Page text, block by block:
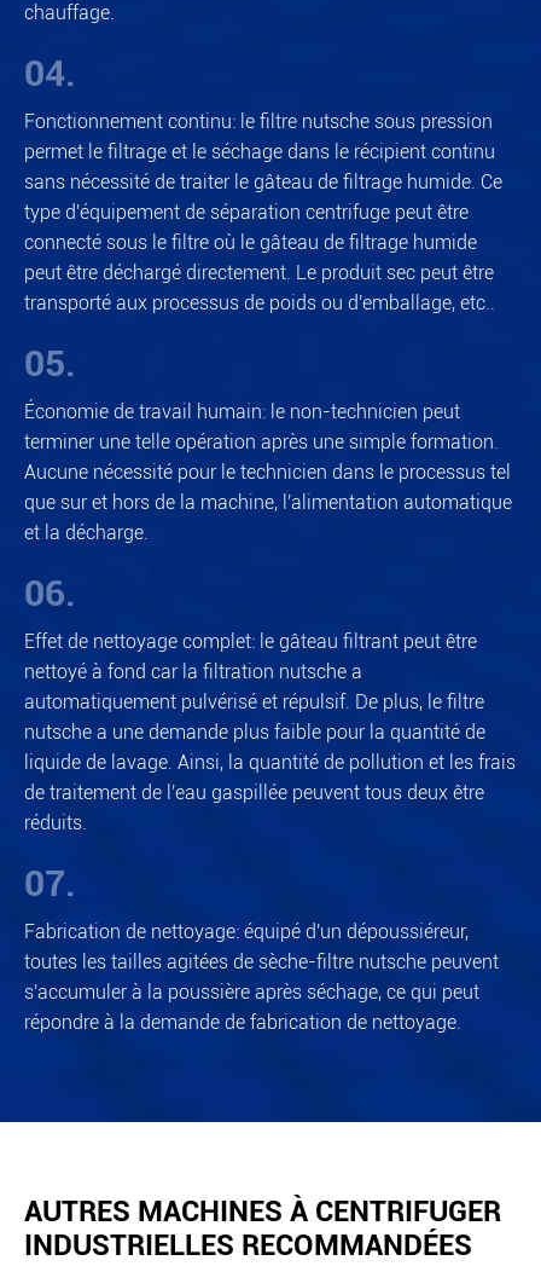
chauffage.
04.
Fonctionnement continu: le filtre nutsche sous pression
permet le filtrage et le séchage dans le récipient continu
sans nécessité de traiter le gâteau de filtrage humide. Ce
type d'équipement de séparation centrifuge peut être
connecté sous le filtre où le gâteau de filtrage humide
peut être déchargé directement. Le produit sec peut être
transporté aux processus de poids ou d'emballage, etc..
05.
Économie de travail humain: le non-technicien peut
terminer une telle opération après une simple formation.
Aucune nécessité pour le technicien dans le processus tel
que sur et hors de la machine, l'alimentation automatique
et la décharge.
06.
Effet de nettoyage complet: le gâteau filtrant peut être
nettoyé à fond car la filtration nutsche a
automatiquement pulvérisé et répulsif. De plus, le filtre
nutsche a une demande plus faible pour la quantité de
liquide de lavage. Ainsi, la quantité de pollution et les frais
de traitement de l'eau gaspillée peuvent tous deux être
réduits.
07.
Fabrication de nettoyage: équipé d'un dépoussiéreur,
toutes les tailles agitées de sèche-filtre nutsche peuvent
s'accumuler à la poussière après séchage, ce qui peut
répondre à la demande de fabrication de nettoyage.
AUTRES MACHINES À CENTRIFUGER
INDUSTRIELLES RECOMMANDÉES